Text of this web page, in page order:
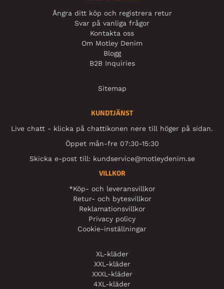
Ångra ditt köp och registrera retur
Svar på vanliga frågor
Kontakta oss
Om Motley Denim
Blogg
B2B Inquiries
Sitemap
KUNDTJÄNST
Live chatt - klicka på chattikonen nere till höger på sidan.
Öppet mån-fre 07:30-15:30
Skicka e-post till: kundservice@motleydenim.se
VILLKOR
*Köp- och leveransvillkor
Retur- och bytesvillkor
Reklamationsvillkor
Privacy policy
Cookie-inställningar
XL-kläder
XXL-kläder
XXXL-kläder
4XL-kläder